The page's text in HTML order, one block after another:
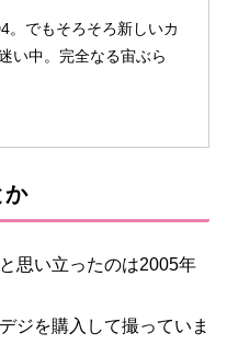
。でもそろそろ新しいカ
い中。完全なる宙ぶら
か
思い立ったのは2005年
ジを購入して撮っていま